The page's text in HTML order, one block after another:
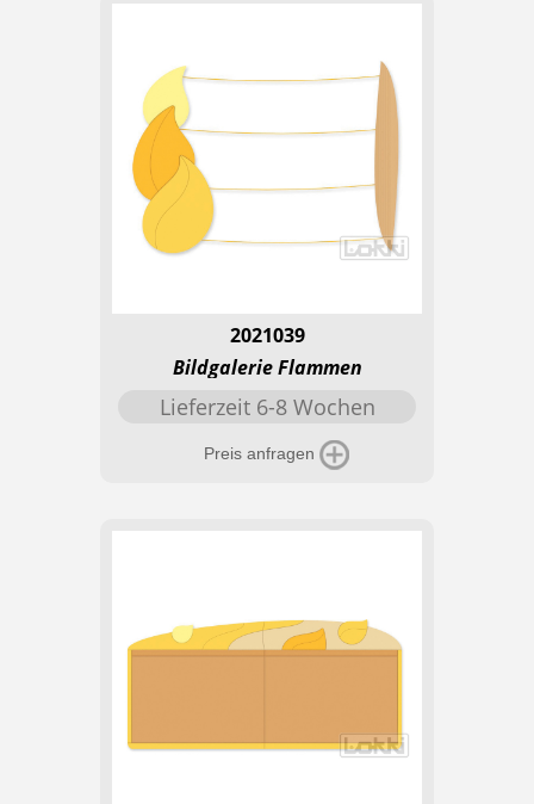
2021039
Bildgalerie Flammen
Lieferzeit 6-8 Wochen
Preis anfragen